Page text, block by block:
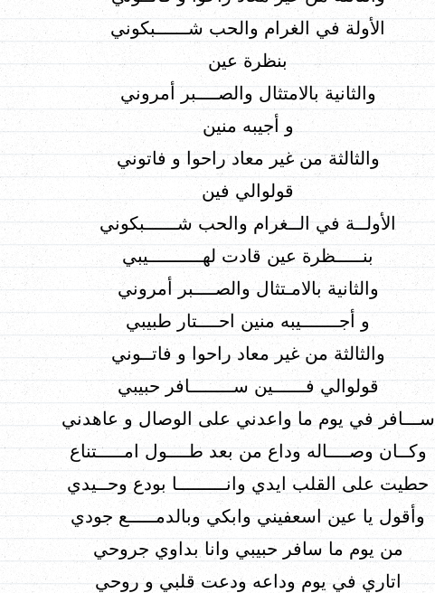
الأولة في الغرام والحب شــــــبكوني
بنظرة عين
والثانية بالامتثال والصــــبر أمروني
و أجيبه منين
والثالثة من غير معاد راحوا و فاتوني
قولوالي فين
الأولــة في الــغرام والحب شــــــبكوني
بنـــــظرة عين قادت لهــــــــــيبي
والثانية بالامـتثال والصــــبر أمروني
و أجـــــــيبه منين احــــتار طبيبي
والثالثة من غير معاد راحوا و فاتــوني
قولوالي فــــــين ســــــــافر حبيبي
ســـافر في يوم ما واعدني على الوصال و عاهدني
وكــان وصــــاله وداع من بعد طــــول امـــــتناع
حطيت على القلب ايدي وانـــــــــا بودع وحــيدي
وأقول يا عين اسعفيني وابكي وبالدمـــــع جودي
من يوم ما سافر حبيبي وانا بداوي جروحي
اتاري في يوم وداعه ودعت قلبي و روحي